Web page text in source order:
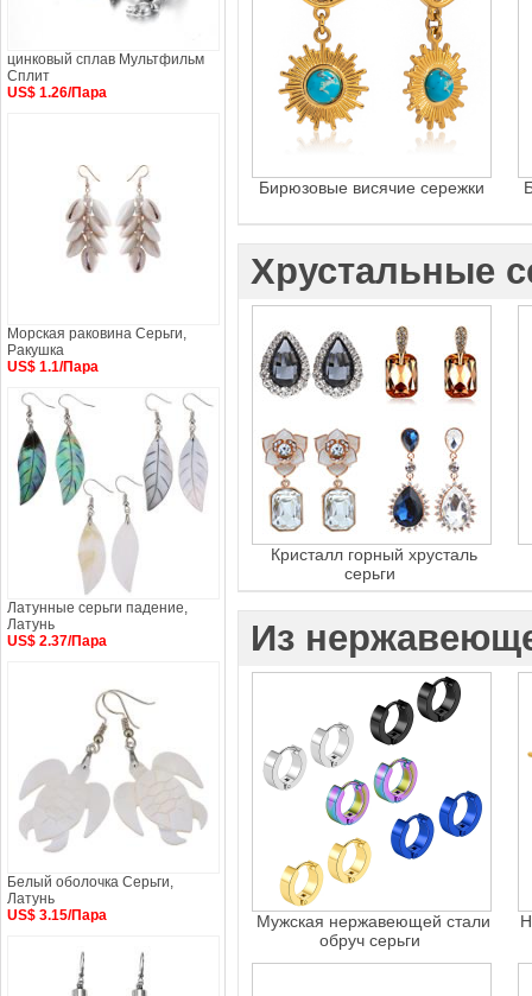
Бирюзовые висячие сережки
Хрустальные
Кристалл горный хрусталь
серьги
Из
Мужская нержавеющей стали
обруч серьги
цинковый сплав Мультфильм
Сплит
US$ 1.26/Пара
Морская раковина Серьги,
Ракушка
US$ 1.1/Пара
Латунные серьги падение,
Латунь
US$ 2.37/Пара
Белый оболочка Серьги,
Латунь
US$ 3.15/Пара